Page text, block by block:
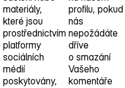
materiály,
které jsou
prostřednictvím
platformy
sociálních
médií
poskytovány,
profilu, pokud
nás
nepožádáte
dříve
o smazání
Vašeho
komentáře